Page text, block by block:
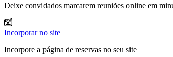
Deixe convidados marcarem reuniões online em
Incorporar no site
Incorpore a página de reservas no seu site